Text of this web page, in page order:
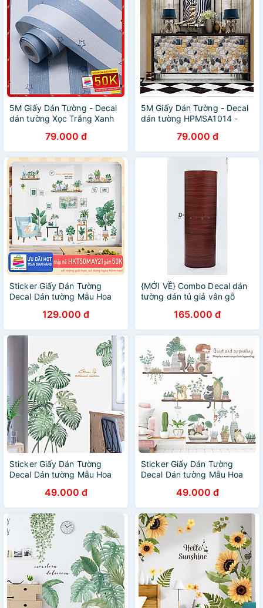
5M Giấy Dán Tường - Decal
dán tường Xọc Trắng Xanh
79.000 đ
5M Giấy Dán Tường - Decal
dán tường HPMSA1014 -
79.000 đ
Sticker Giấy Dán Tường
Decal Dán tường Mẫu Hoa
129.000 đ
{MỚI VỀ} Combo Decal dán
tường dán tủ giả vân gỗ
165.000 đ
Sticker Giấy Dán Tường
Decal Dán tường Mẫu Hoa
49.000 đ
Sticker Giấy Dán Tường
Decal Dán tường Mẫu Hoa
49.000 đ